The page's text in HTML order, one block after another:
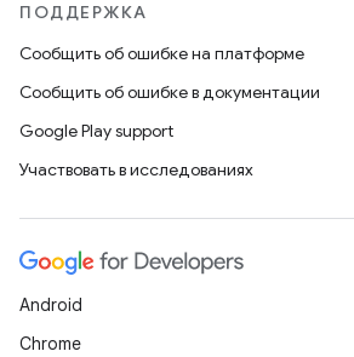
ПОДДЕРЖКА
Сообщить об ошибке на платформе
Сообщить об ошибке в документации
Google Play support
Участвовать в исследованиях
Android
Chrome